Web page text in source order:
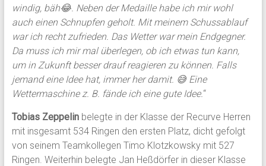
windig, bäh😂. Neben der Medaille habe ich mir wohl
auch einen Schnupfen geholt. Mit meinem Schussablauf
war ich recht zufrieden. Das Wetter war mein Endgegner.
Da muss ich mir mal überlegen, ob ich etwas tun kann,
um in Zukunft besser drauf reagieren zu können. Falls
jemand eine Idee hat, immer her damit. 😅 Eine
Wettermaschine z. B. fände ich eine gute Idee.“
Tobias Zeppelinbelegte in der Klasse der Recurve Herren
mit insgesamt 534 Ringen den ersten Platz, dicht gefolgt
von seinem Teamkollegen Timo Klotzkowsky mit 527
Ringen. Weiterhin belegte Jan Heßdörfer in dieser Klasse